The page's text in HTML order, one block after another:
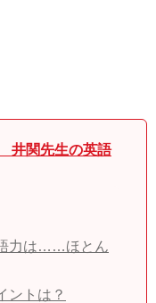
井関先生の英語
力は……ほとん
ントは？